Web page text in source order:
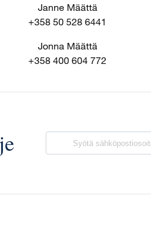
Janne Määttä
+358 50 528 6441
Jonna Määttä
+358 400 604 772